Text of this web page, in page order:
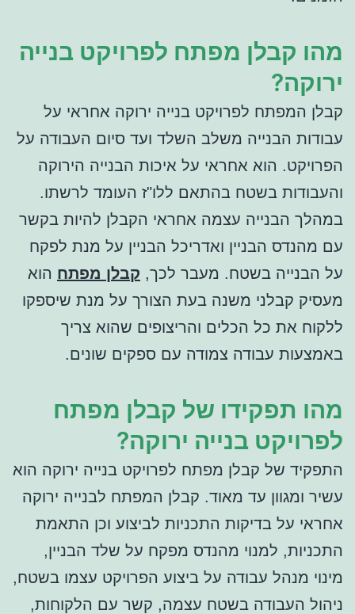
מהו קבלן מפתח לפרויקט בנייה
ירוקה?
קבלן המפתח לפרויקט בנייה ירוקה אחראי על
עבודות הבנייה משלב השלד ועד סיום העבודה על
הפרויקט. הוא אחראי על איכות הבנייה הירוקה
והעבודות בשטח בהתאם ללו"ז העומד לרשתו.
במהלך הבנייה עצמה אחראי הקבלן להיות בקשר
עם מהנדס הבניין ואדריכל הבניין על מנת לפקח
על הבנייה בשטח. מעבר לכך, קבלן מפתח הוא
מעסיק קבלני משנה בעת הצורך על מנת שיספקו
ללקוח את כל הכלים והריצופים שהוא צריך
באמצעות עבודה צמודה עם ספקים שונים.
מהו תפקידו של קבלן מפתח
לפרויקט בנייה ירוקה?
התפקיד של קבלן מפתח לפרויקט בנייה ירוקה הוא
עשיר ומגוון עד מאוד. קבלן המפתח לבנייה ירוקה
אחראי על בדיקות התכניות לביצוע וכן התאמת
התכניות, למנוי מהנדס מפקח על שלד הבניין,
מינוי מנהל עבודה על ביצוע הפרויקט עצמו בשטח,
ניהול העבודה בשטח עצמה, קשר עם הלקוחות,